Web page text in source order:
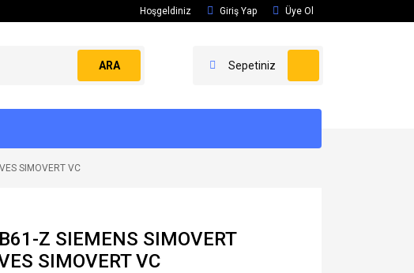
Hoşgeldiniz Giriş Yap Üye Ol
ARA Sepetiniz
SIMOVERT VC
Z SIEMENS SIMOVERT
SIMOVERT VC